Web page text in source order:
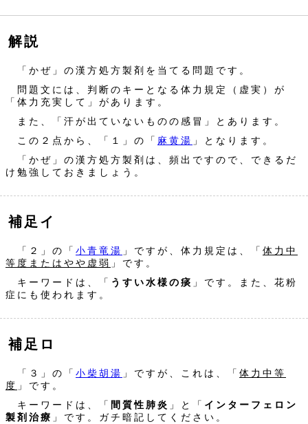
解説
「かぜ」の漢方処方製剤を当てる問題です。
問題文には、判断のキーとなる体力規定（虚実）が
「体力充実して」があります。
また、「汗が出ていないものの感冒」とあります。
この２点から、「１」の「 麻黄湯 」となります。
「かぜ」の漢方処方製剤は、頻出ですので、できるだ
け勉強しておきましょう。
補足イ
「２」の「 小青竜湯 」ですが、体力規定は、「 体力中
等度またはやや虚弱 」です。
キーワードは、「 うすい水様の痰 」です。また、花粉
症にも使われます。
補足ロ
「３」の「 小柴胡湯 」ですが、これは、「 体力中等
度 」です。
キーワードは、「 間質性肺炎 」と「 インターフェロン
製剤治療 」です。ガチ暗記してください。